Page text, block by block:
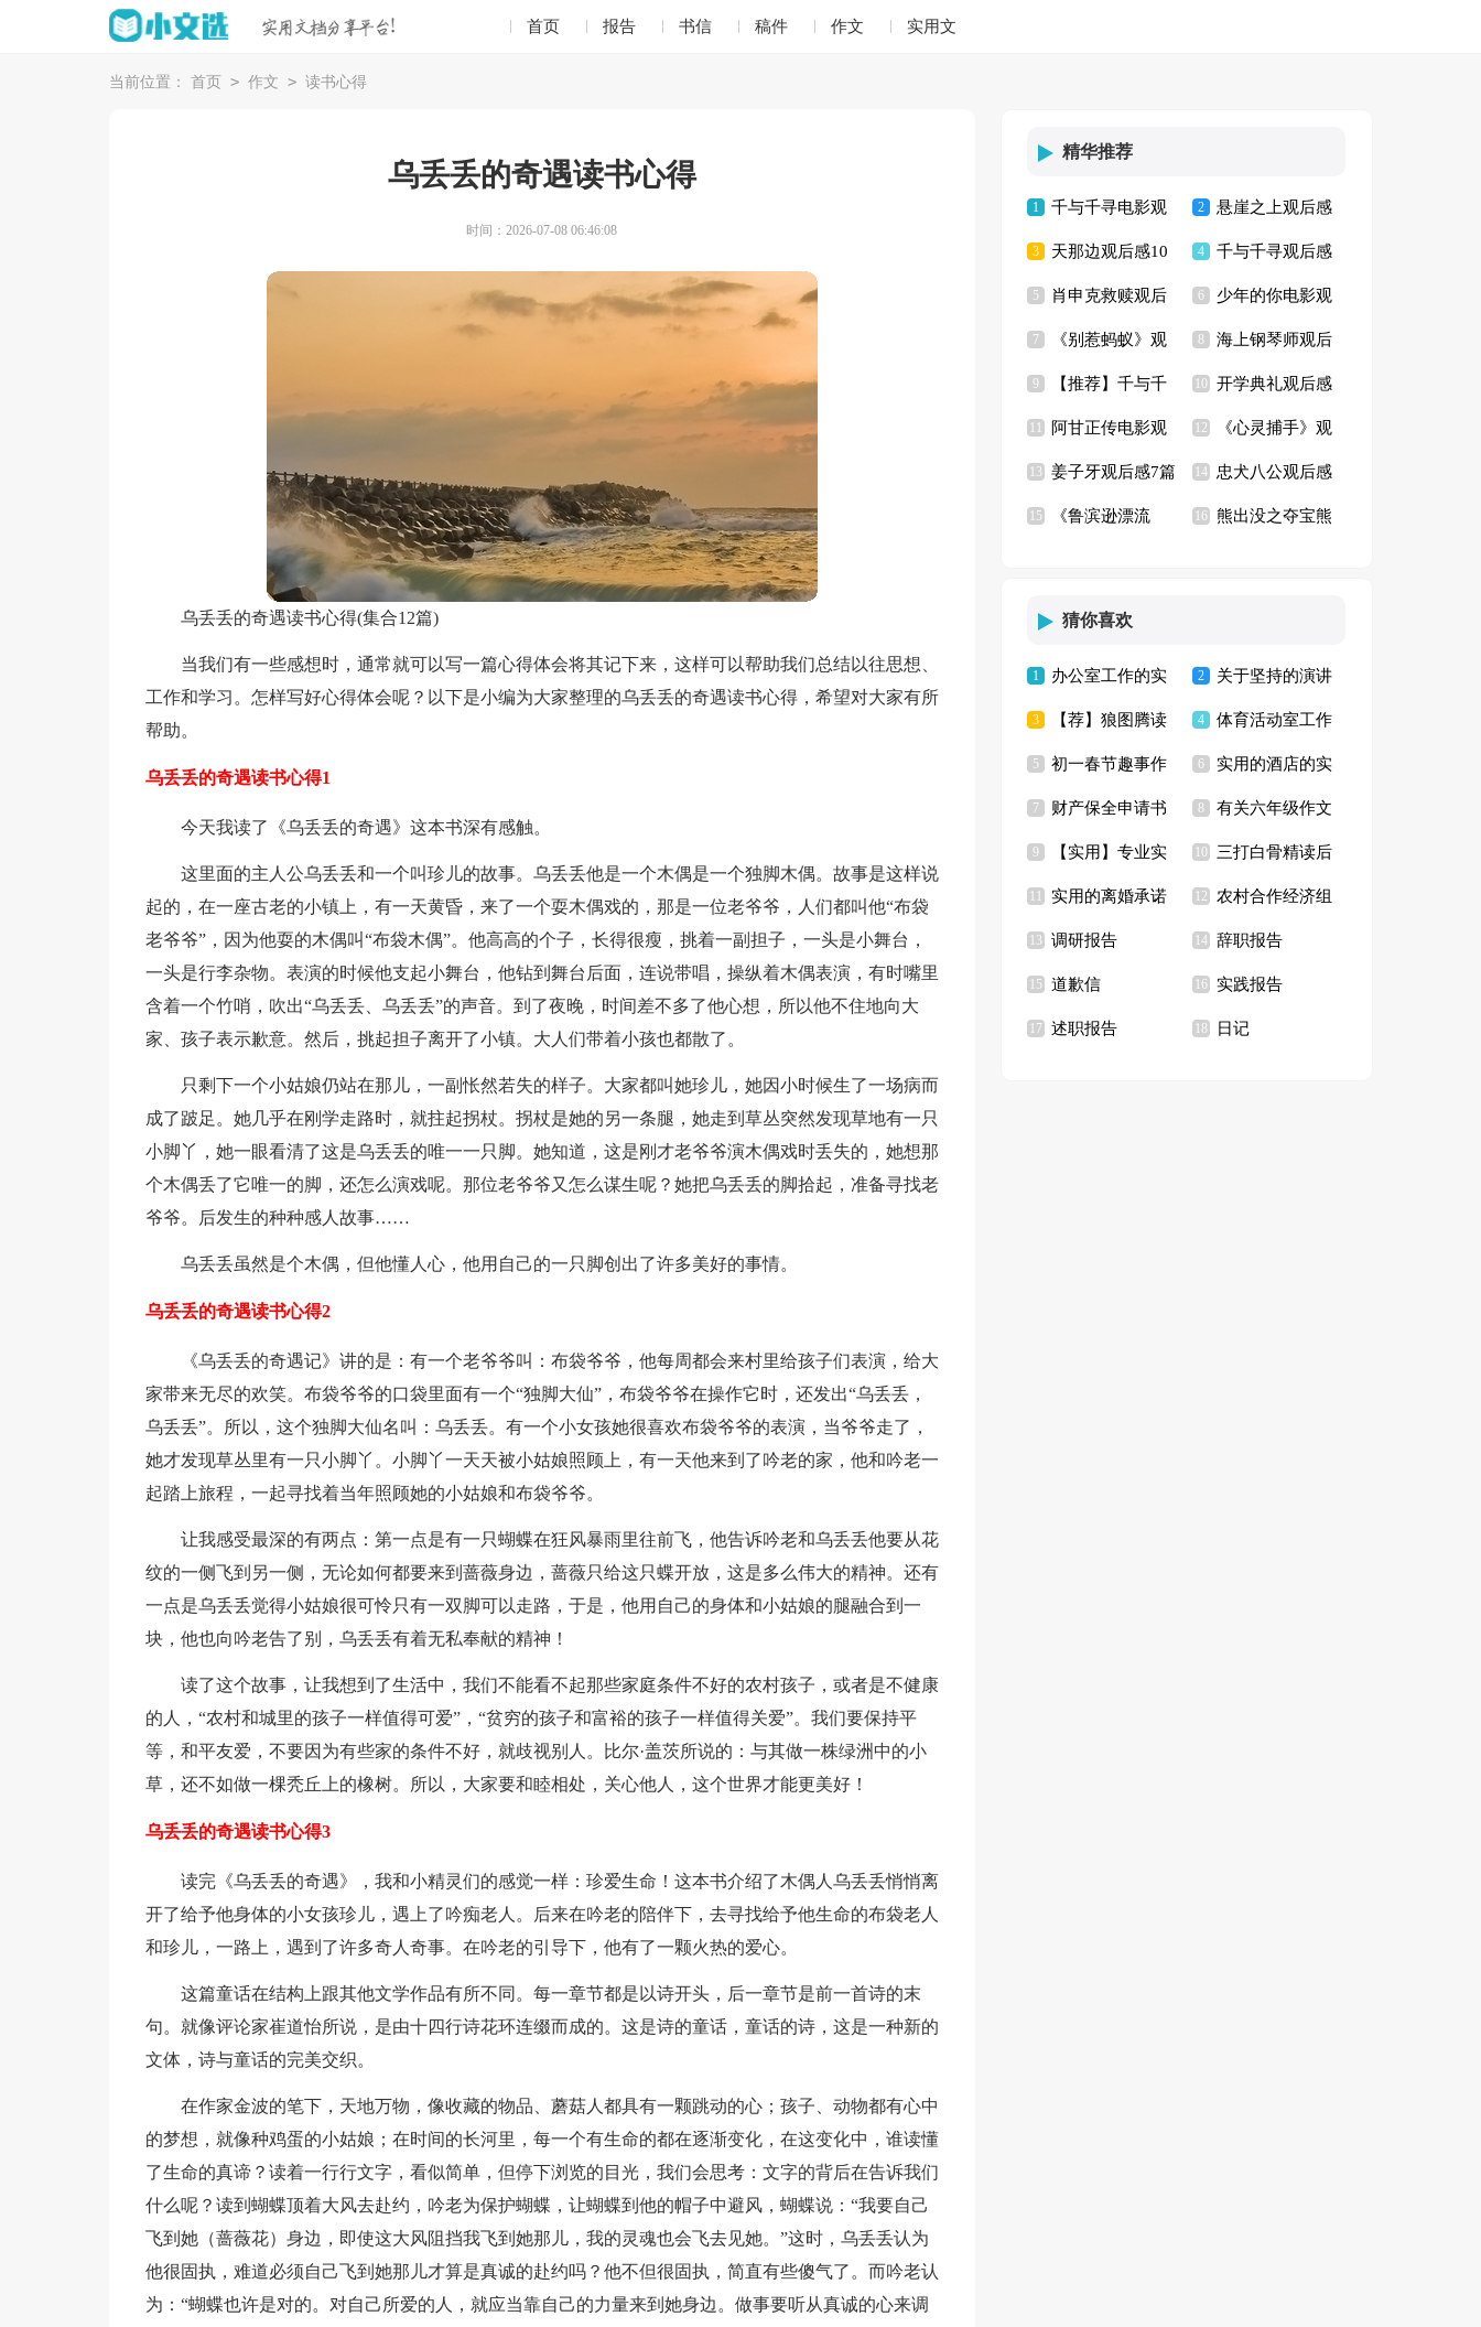
首页 报告 书信 稿件 作文 实用文
当前位置： 首页 > 作文 > 读书心得
乌丢丢的奇遇读书心得
时间：2026-07-08 06:46:08
乌丢丢的奇遇读书心得(集合12篇)
当我们有一些感想时，通常就可以写一篇心得体会将其记下来，这样可以帮助我们总结以往思想、
工作和学习。怎样写好心得体会呢？以下是小编为大家整理的乌丢丢的奇遇读书心得，希望对大家有所
帮助。
乌丢丢的奇遇读书心得1
今天我读了《乌丢丢的奇遇》这本书深有感触。
这里面的主人公乌丢丢和一个叫珍儿的故事。乌丢丢他是一个木偶是一个独脚木偶。故事是这样说
起的，在一座古老的小镇上，有一天黄昏，来了一个耍木偶戏的，那是一位老爷爷，人们都叫他“布袋
老爷爷”，因为他耍的木偶叫“布袋木偶”。他高高的个子，长得很瘦，挑着一副担子，一头是小舞台，
一头是行李杂物。表演的时候他支起小舞台，他钻到舞台后面，连说带唱，操纵着木偶表演，有时嘴里
含着一个竹哨，吹出“乌丢丢、乌丢丢”的声音。到了夜晚，时间差不多了他心想，所以他不住地向大
家、孩子表示歉意。然后，挑起担子离开了小镇。大人们带着小孩也都散了。
只剩下一个小姑娘仍站在那儿，一副怅然若失的样子。大家都叫她珍儿，她因小时候生了一场病而
成了跛足。她几乎在刚学走路时，就拄起拐杖。拐杖是她的另一条腿，她走到草丛突然发现草地有一只
小脚丫，她一眼看清了这是乌丢丢的唯一一只脚。她知道，这是刚才老爷爷演木偶戏时丢失的，她想那
个木偶丢了它唯一的脚，还怎么演戏呢。那位老爷爷又怎么谋生呢？她把乌丢丢的脚拾起，准备寻找老
爷爷。后发生的种种感人故事……
乌丢丢虽然是个木偶，但他懂人心，他用自己的一只脚创出了许多美好的事情。
乌丢丢的奇遇读书心得2
《乌丢丢的奇遇记》讲的是：有一个老爷爷叫：布袋爷爷，他每周都会来村里给孩子们表演，给大
家带来无尽的欢笑。布袋爷爷的口袋里面有一个“独脚大仙”，布袋爷爷在操作它时，还发出“乌丢丢，
乌丢丢”。所以，这个独脚大仙名叫：乌丢丢。有一个小女孩她很喜欢布袋爷爷的表演，当爷爷走了，
她才发现草丛里有一只小脚丫。小脚丫一天天被小姑娘照顾上，有一天他来到了吟老的家，他和吟老一
起踏上旅程，一起寻找着当年照顾她的小姑娘和布袋爷爷。
让我感受最深的有两点：第一点是有一只蝴蝶在狂风暴雨里往前飞，他告诉吟老和乌丢丢他要从花
纹的一侧飞到另一侧，无论如何都要来到蔷薇身边，蔷薇只给这只蝶开放，这是多么伟大的精神。还有
一点是乌丢丢觉得小姑娘很可怜只有一双脚可以走路，于是，他用自己的身体和小姑娘的腿融合到一
块，他也向吟老告了别，乌丢丢有着无私奉献的精神！
读了这个故事，让我想到了生活中，我们不能看不起那些家庭条件不好的农村孩子，或者是不健康
的人，“农村和城里的孩子一样值得可爱”，“贫穷的孩子和富裕的孩子一样值得关爱”。我们要保持平
等，和平友爱，不要因为有些家的条件不好，就歧视别人。比尔·盖茨所说的：与其做一株绿洲中的小
草，还不如做一棵秃丘上的橡树。所以，大家要和睦相处，关心他人，这个世界才能更美好！
乌丢丢的奇遇读书心得3
读完《乌丢丢的奇遇》，我和小精灵们的感觉一样：珍爱生命！这本书介绍了木偶人乌丢丢悄悄离
开了给予他身体的小女孩珍儿，遇上了吟痴老人。后来在吟老的陪伴下，去寻找给予他生命的布袋老人
和珍儿，一路上，遇到了许多奇人奇事。在吟老的引导下，他有了一颗火热的爱心。
这篇童话在结构上跟其他文学作品有所不同。每一章节都是以诗开头，后一章节是前一首诗的末
句。就像评论家崔道怡所说，是由十四行诗花环连缀而成的。这是诗的童话，童话的诗，这是一种新的
文体，诗与童话的完美交织。
在作家金波的笔下，天地万物，像收藏的物品、蘑菇人都具有一颗跳动的心；孩子、动物都有心中
的梦想，就像种鸡蛋的小姑娘；在时间的长河里，每一个有生命的都在逐渐变化，在这变化中，谁读懂
了生命的真谛？读着一行行文字，看似简单，但停下浏览的目光，我们会思考：文字的背后在告诉我们
什么呢？读到蝴蝶顶着大风去赴约，吟老为保护蝴蝶，让蝴蝶到他的帽子中避风，蝴蝶说：“我要自己
飞到她（蔷薇花）身边，即使这大风阻挡我飞到她那儿，我的灵魂也会飞去见她。”这时，乌丢丢认为
他很固执，难道必须自己飞到她那儿才算是真诚的赴约吗？他不但很固执，简直有些傻气了。而吟老认
为：“蝴蝶也许是对的。对自己所爱的人，就应当靠自己的力量来到她身边。做事要听从真诚的心来调
精华推荐
1 千与千寻电影观
后感9篇
2 悬崖之上观后感
13篇
3 天那边观后感10
篇
4 千与千寻观后感
【荐】
5 肖申克救赎观后
感(15篇)
6 少年的你电影观
后感
7 《别惹蚂蚁》观
后感9篇
8 海上钢琴师观后
感【荐】
9 【推荐】千与千
寻观后感
10 开学典礼观后感
(15篇)
阿甘正传电影观
后感(15篇)
12 《心灵捕手》观
后感14篇
13 姜子牙观后感7篇 14 忠犬八公观后感
【荐】
15 《鲁滨逊漂流 16 熊出没之夺宝熊
猜你喜欢
1 办公室工作的实
习报告4篇
2 关于坚持的演讲
稿15篇
3 【荐】狼图腾读
书心得
4 体育活动室工作
计划
5 初一春节趣事作
文集合七篇
6 实用的酒店的实
习报告六篇
7 财产保全申请书
集合15篇
8 有关六年级作文
快乐的春节作文汇编
七篇
9 【实用】专业实
习报告汇编七篇
10 三打白骨精读后
感
实用的离婚承诺
书3篇
12 农村合作经济组
织调研报告
13 调研报告 14 辞职报告
15 道歉信 16 实践报告
17 述职报告 18 日记